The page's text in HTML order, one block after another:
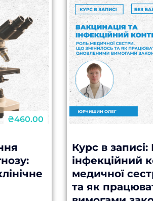
₴460.00
Курс в
інфекційний
медичної
та як